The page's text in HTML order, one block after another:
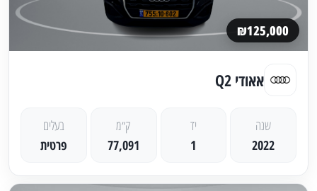
₪125,000
אאודי Q2
שנה
2022
יד
1
ק״מ
77,091
בעלים
פרטית